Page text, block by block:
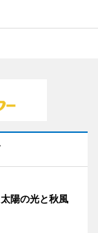
陽の光と秋風